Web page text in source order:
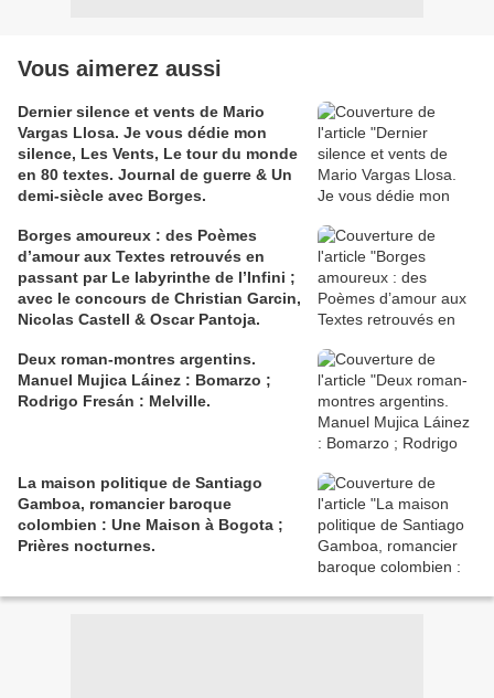
Vous aimerez aussi
Dernier silence et vents de Mario
Vargas Llosa. Je vous dédie mon
silence, Les Vents, Le tour du monde
en 80 textes. Journal de guerre & Un
demi-siècle avec Borges.
Borges amoureux : des Poèmes
d’amour aux Textes retrouvés en
passant par Le labyrinthe de l’Infini ;
avec le concours de Christian Garcin,
Nicolas Castell & Oscar Pantoja.
Deux roman-montres argentins.
Manuel Mujica Láinez : Bomarzo ;
Rodrigo Fresán : Melville.
La maison politique de Santiago
Gamboa, romancier baroque
colombien : Une Maison à Bogota ;
Prières nocturnes.